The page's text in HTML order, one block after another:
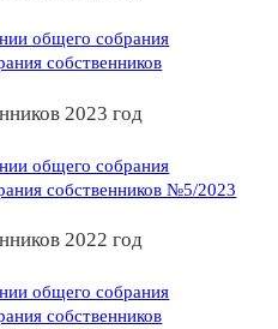
общего собрания
собственников
2023 год
общего собрания
собственников №5/2023
2022 год
общего собрания
собственников